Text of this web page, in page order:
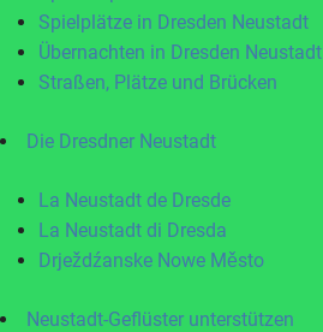
Spielplätze in Dresden Neustadt
Übernachten in Dresden Neustadt
Straßen, Plätze und Brücken
Die Dresdner Neustadt
La Neustadt de Dresde
La Neustadt di Dresda
Drježdźanske Nowe Město
Neustadt-Geflüster unterstützen